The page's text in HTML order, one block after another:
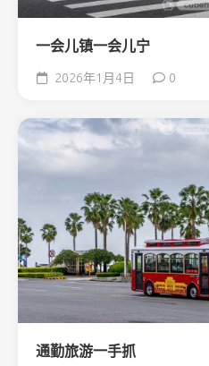
一会儿镇一会儿宁
2026年1月4日 0
通勤旅游一手抓